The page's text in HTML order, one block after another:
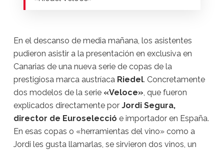
En el descanso de media mañana, los asistentes
pudieron asistir a la presentación en exclusiva en
Canarias de una nueva serie de copas de la
prestigiosa marca austríaca Riedel. Concretamente
dos modelos de la serie «Veloce», que fueron
explicados directamente por Jordi Segura,
director de Euroselecció e importador en España.
En esas copas o «herramientas del vino» como a
Jordi les gusta llamarlas, se sirvieron dos vinos, un